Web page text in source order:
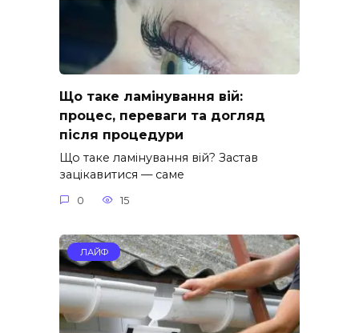
Що таке ламінування вій:
процес, переваги та догляд
після процедури
Що таке ламінування вій? Застав
зацікавитися — саме
0 15
ЛАЙФ